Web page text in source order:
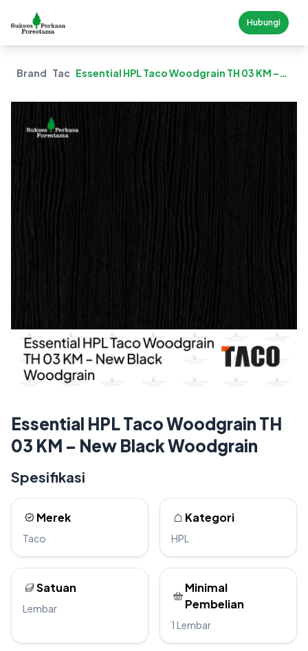
Hubungi
Brand TacoEssential HPL Taco Woodgrain TH 03 KM –
Essential HPL Taco Woodgrain TH
03 KM – New Black Woodgrain
Spesifikasi
Merek
Taco
Kategori
HPL
Satuan
Lembar
Minimal
Pembelian
1 Lembar